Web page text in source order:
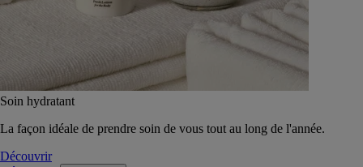
Soin hydratant
La façon idéale de prendre soin de vous tout au long de l'année.
Découvrir